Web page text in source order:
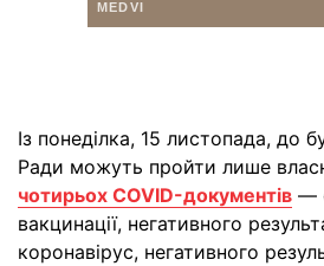
Із понеділка, 15 листопада, до
Ради можуть пройти лише
чотирьох COVID-документів —
вакцинації, негативного
коронавірус, негативного